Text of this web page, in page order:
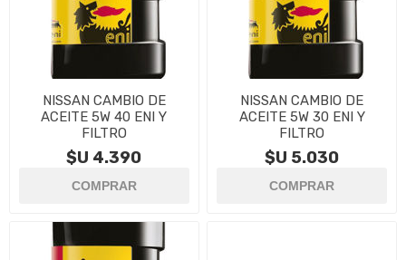
NISSAN CAMBIO DE
ACEITE 5W 40 ENI Y
FILTRO
$U 4.390
NISSAN CAMBIO DE
ACEITE 5W 30 ENI Y
FILTRO
$U 5.030